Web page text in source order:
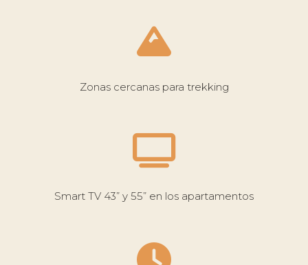
Zonas cercanas para trekking
Smart TV 43” y 55” en los apartamentos